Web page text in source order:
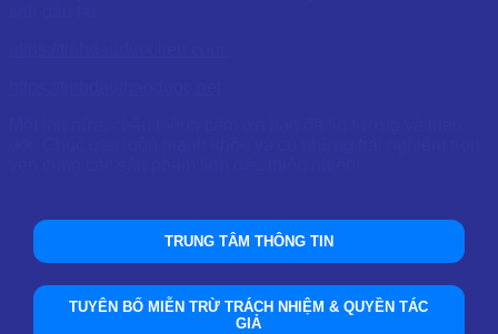
TRUNG TÂM THÔNG TIN
TUYÊN BỐ MIỄN TRỪ TRÁCH NHIỆM & QUYỀN TÁC
GIẢ